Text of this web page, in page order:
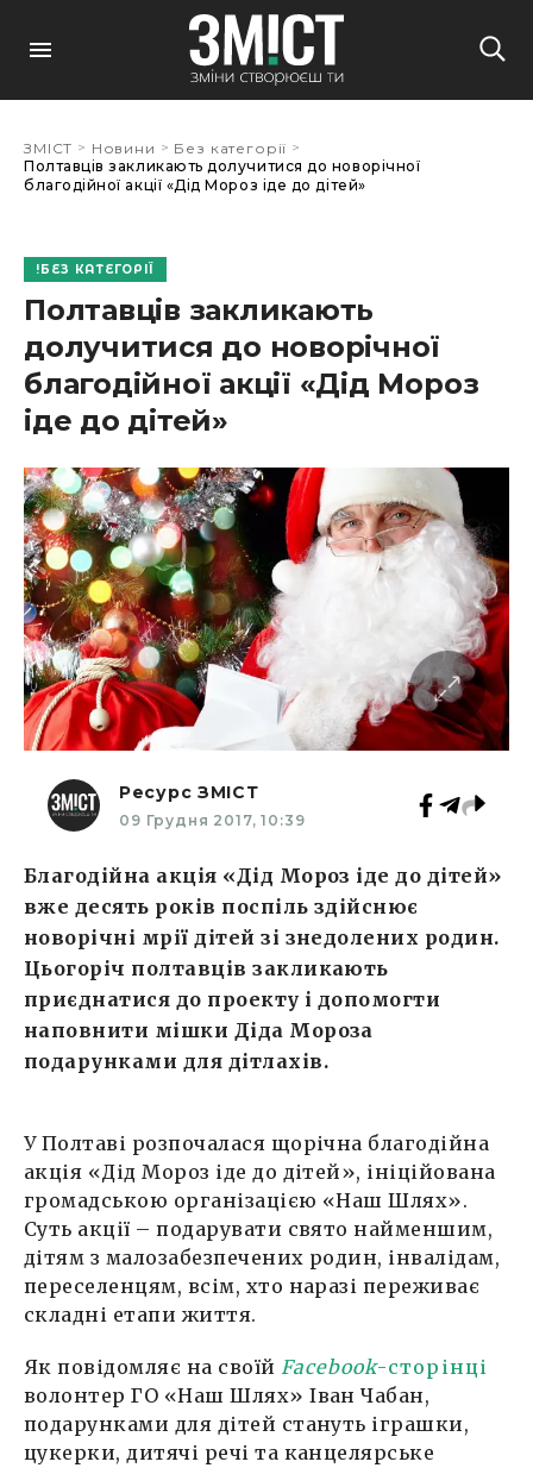
ЗМІСТ > Новини > Без категорії >
Полтавців закликають долучитися до новорічної
благодійної акції «Дід Мороз іде до дітей»
БЕЗ КАТЕГОРІЇ
Полтавців закликають
долучитися до новорічної
благодійної акції «Дід Мороз
іде до дітей»
Ресурс ЗМІСТ
09 Грудня 2017, 10:39
Благодійна акція «Дід Мороз іде до дітей»
вже десять років поспіль здійснює
новорічні мрії дітей зі знедолених родин.
Цьогоріч полтавців закликають
приєднатися до проекту і допомогти
наповнити мішки Діда Мороза
подарунками для дітлахів.
У Полтаві розпочалася щорічна благодійна
акція «Дід Мороз іде до дітей», ініційована
громадською організацією «Наш Шлях».
Суть акції – подарувати свято найменшим,
дітям з малозабезпечених родин, інвалідам,
переселенцям, всім, хто наразі переживає
складні етапи життя.
Як повідомляє на своїйFacebook-сторінці
волонтер ГО «Наш Шлях» Іван Чабан,
подарунками для дітей стануть іграшки,
цукерки, дитячі речі та канцелярське